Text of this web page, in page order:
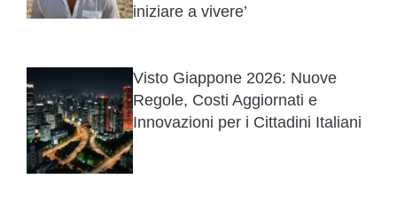
iniziare a vivere’
Visto Giappone 2026: Nuove
Regole, Costi Aggiornati e
Innovazioni per i Cittadini Italiani